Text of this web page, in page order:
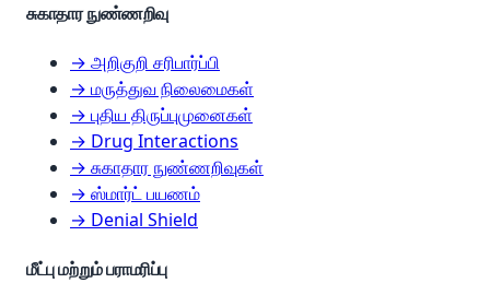
சுகாதார நுண்ணறிவு
→ அறிகுறி சரிபார்ப்பி
→ மருத்துவ நிலைமைகள்
→ புதிய திருப்புமுனைகள்
→ Drug Interactions
→ சுகாதார நுண்ணறிவுகள்
→ ஸ்மார்ட் பயணம்
→ Denial Shield
மீட்பு மற்றும் பராமரிப்பு